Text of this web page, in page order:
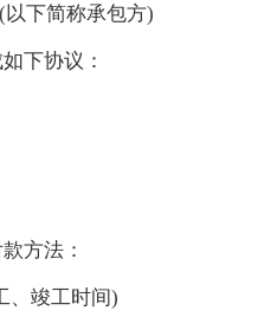
以下简称承包方)
下协议：
方法：
、竣工时间)